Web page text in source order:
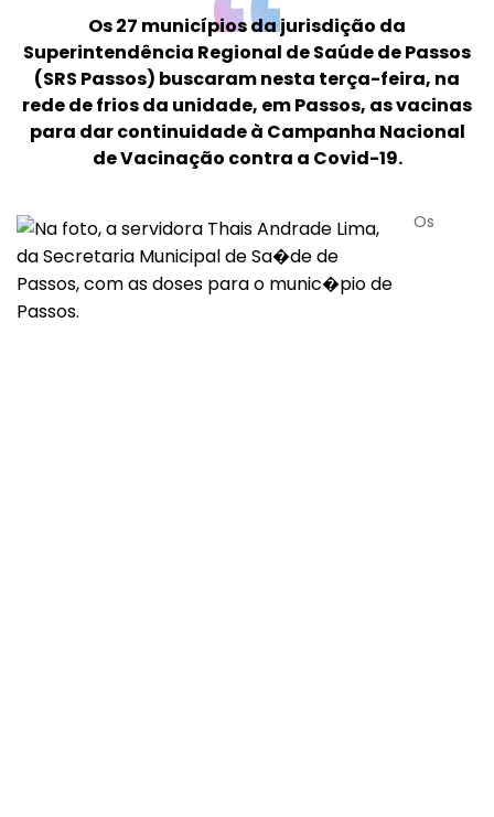
Os 27 municípios da jurisdição da
Superintendência Regional de Saúde de Passos
(SRS Passos) buscaram nesta terça-feira, na
rede de frios da unidade, em Passos, as vacinas
para dar continuidade à Campanha Nacional
de Vacinação contra a Covid-19.
Os